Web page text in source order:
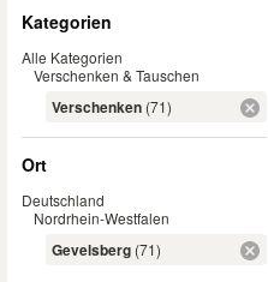
Kategorien
Alle Kategorien
Verschenken & Tauschen
Verschenken (71)
Ort
Deutschland
Nordrhein-Westfalen
Gevelsberg (71)